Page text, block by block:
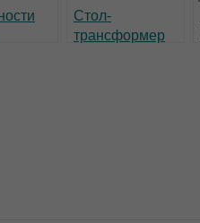
Стол-
трансформер